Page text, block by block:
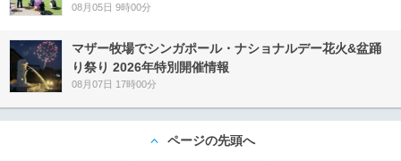
08月05日 9時00分
マザー牧場でシンガポール・ナショナルデー花火&盆踊
り祭り 2026年特別開催情報
08月07日 17時00分
ページの先頭へ